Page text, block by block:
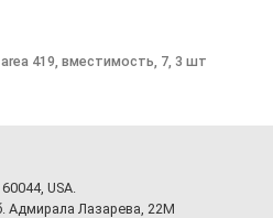
419, вместимость, 7, 3 шт
USA.
Адмирала Лазарева, 22М